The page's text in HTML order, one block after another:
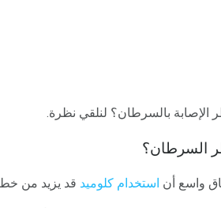
الإصابة بالسرطان؟ لنلقي نظرة.
السرطان؟
واسع أن استخدام كلوميد قد يزيد من